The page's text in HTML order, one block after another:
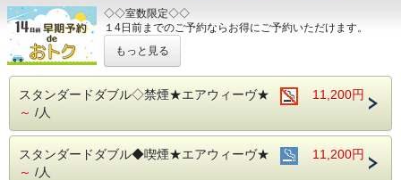
～ ご朝食 ～
１８階レストラン アイリス
名古屋めしも楽しめる和洋折衷のバイキングをご用意してお
ります。
営業時間：７：００～１０：００ （最終入場 ９：３０）
お財布にも優しい ＋ お客様にも優しいホテルです♪♪
◇◇室数限定◇◇
１4日前までのご予約ならお得にご予約いただけます。
☆先のご予定がお決まりのお客様には断然オトク☆
■お客様に安全にお過ごしいただく為に、お客様の触れる機
当ホテルの客室は窓が開放出来る為、簡単に空気を入れ替
もっと見る
スタンダードダブル◇禁煙★エアウィーヴ★
11,200円
～ /人
スタンダードダブル◆喫煙★エアウィーヴ★
11,200円
～ /人